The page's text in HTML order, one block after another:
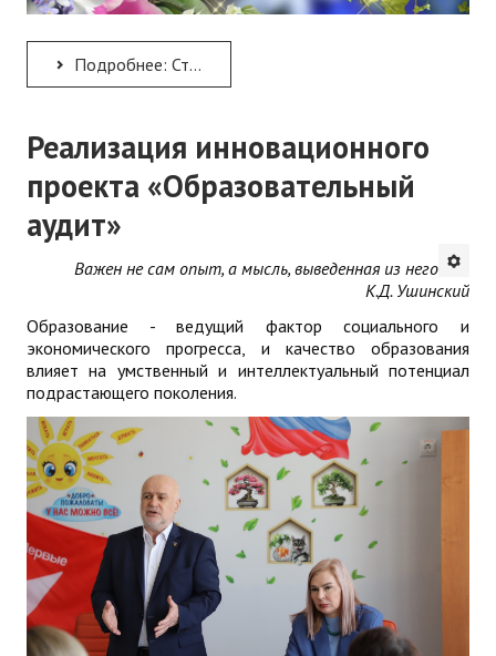
Подробнее: Стихи Анатолия Пшеничного к 8 марта!
Реализация инновационного
проекта «Образовательный
аудит»
Важен не сам опыт, а мысль, выведенная из него
К.Д. Ушинский
Образование - ведущий фактор социального и
экономического прогресса, и качество образования
влияет на умственный и интеллектуальный потенциал
подрастающего поколения.